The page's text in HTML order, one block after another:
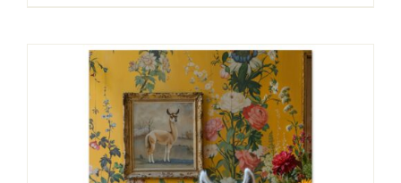
product
multiple
variants.
The
options
may